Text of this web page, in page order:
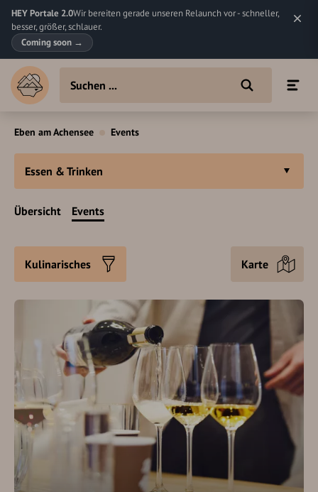
HEY Portale 2.0Wir bereiten gerade unseren Relaunch vor - schneller,
besser, größer, schlauer.
Coming soon →
Eben am Achensee Events
Essen & Trinken
Übersicht Events
Kulinarisches Karte